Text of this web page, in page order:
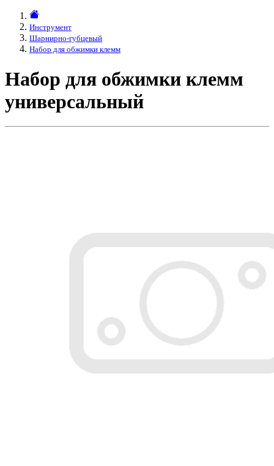
Инструмент
Шарнирно-губцевый
Набор для обжимки клемм
Набор для обжимки клемм
универсальный